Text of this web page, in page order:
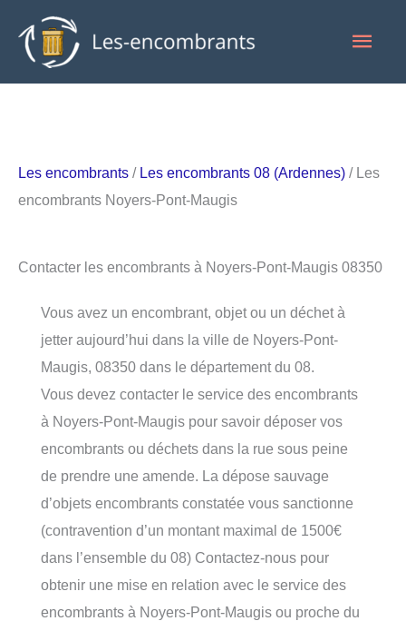
contenu
Les encombrants / Les encombrants 08 (Ardennes) / Les
encombrants Noyers-Pont-Maugis
Contacter les encombrants à Noyers-Pont-Maugis 08350
Vous avez un encombrant, objet ou un déchet à
jetter aujourd’hui dans la ville de Noyers-Pont-
Maugis, 08350 dans le département du 08.
Vous devez contacter le service des encombrants
à Noyers-Pont-Maugis pour savoir déposer vos
encombrants ou déchets dans la rue sous peine
de prendre une amende. La dépose sauvage
d’objets encombrants constatée vous sanctionne
(contravention d’un montant maximal de 1500€
dans l’ensemble du 08) Contactez-nous pour
obtenir une mise en relation avec le service des
encombrants à Noyers-Pont-Maugis ou proche du